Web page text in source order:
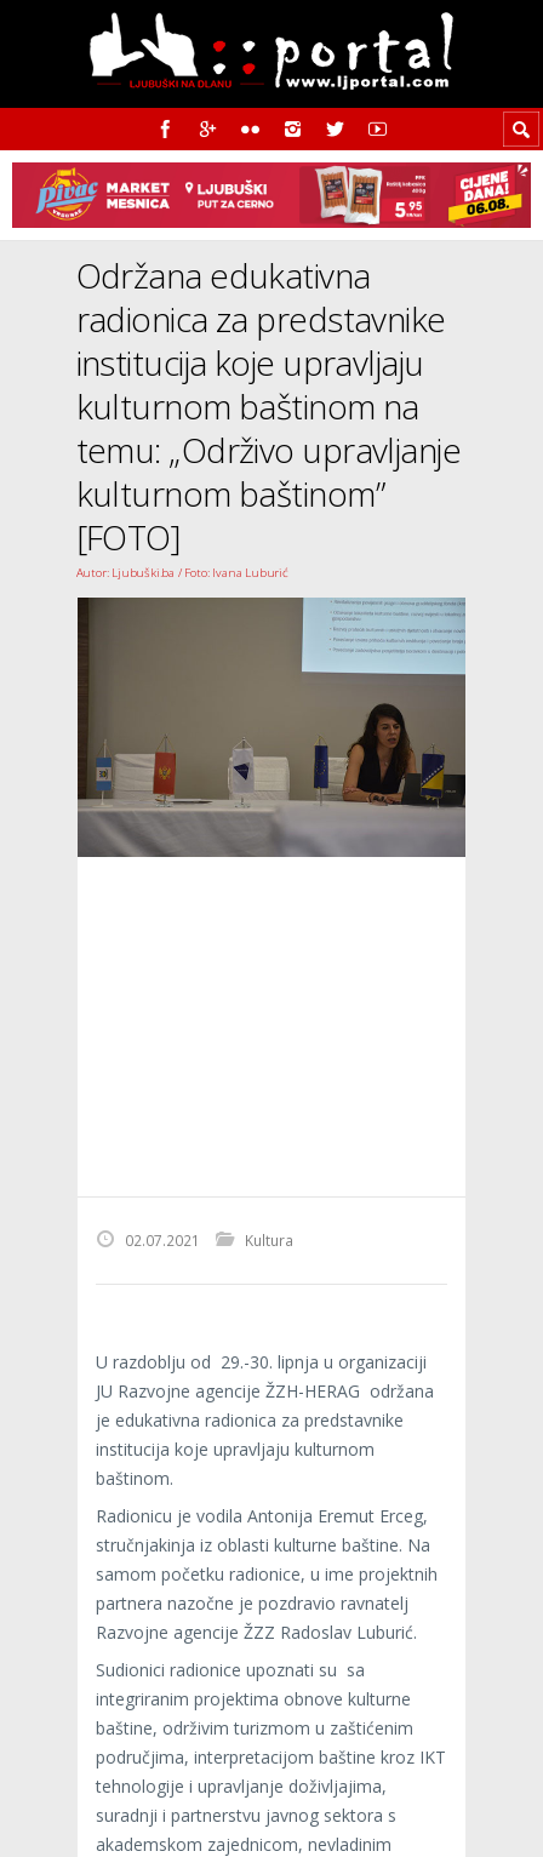
Održana edukativna
radionica za predstavnike
institucija koje upravljaju
kulturnom baštinom na
temu: „Održivo upravljanje
kulturnom baštinom”
[FOTO]
Autor: Ljubuški.ba / Foto: Ivana Luburić
02.07.2021 Kultura
U razdoblju od 29.-30. lipnja u organizaciji
JU Razvojne agencije ŽZH-HERAG održana
je edukativna radionica za predstavnike
institucija koje upravljaju kulturnom
baštinom.
Radionicu je vodila Antonija Eremut Erceg,
stručnjakinja iz oblasti kulturne baštine. Na
samom početku radionice, u ime projektnih
partnera nazočne je pozdravio ravnatelj
Razvojne agencije ŽZZ Radoslav Luburić.
Sudionici radionice upoznati su sa
integriranim projektima obnove kulturne
baštine, održivim turizmom u zaštićenim
područjima, interpretacijom baštine kroz IKT
tehnologije i upravljanje doživljajima,
suradnji i partnerstvu javnog sektora s
akademskom zajednicom, nevladinim